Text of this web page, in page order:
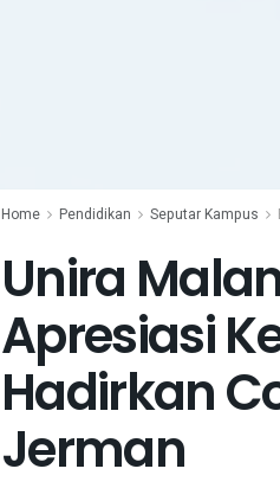
Home Pendidikan Seputar Kampus
Unira
Apresiasi
Hadirkan
Jerman